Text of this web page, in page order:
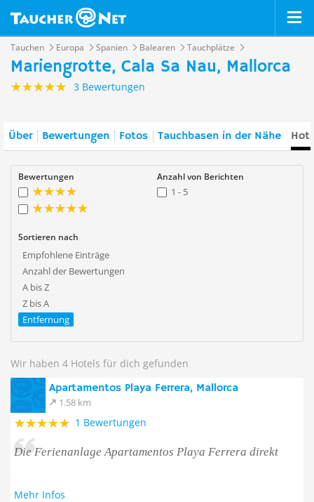
Tauchen Europa Spanien Balearen Tauchplätze
Mariengrotte, Cala Sa Nau, Mallorca
3 Bewertungen
Über Bewertungen Fotos Tauchbasen in der Nähe
Bewertungen Anzahl von Berichten
1 - 5
Sortieren nach
Empfohlene Einträge
Anzahl der Bewertungen
A bis Z
Z bis A
Entfernung
Wir haben 4 Hotels für dich gefunden
Apartamentos Playa Ferrera, Mallorca
1.58 km
1 Bewertungen
Die Ferienanlage Apartamentos Playa Ferrera direkt
Mehr Infos